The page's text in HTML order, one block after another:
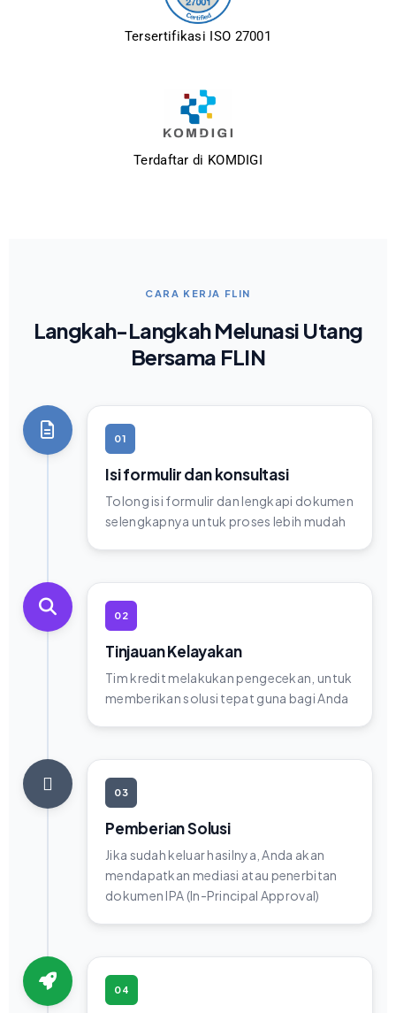
Tersertifikasi ISO 27001
Terdaftar di KOMDIGI
CARA KERJA FLIN
Langkah-Langkah Melunasi Utang
Bersama FLIN
01
Isi formulir dan konsultasi
Tolong isi formulir dan lengkapi dokumen
selengkapnya untuk proses lebih mudah
02
Tinjauan Kelayakan
Tim kredit melakukan pengecekan, untuk
memberikan solusi tepat guna bagi Anda
03
Pemberian Solusi
Jika sudah keluar hasilnya, Anda akan
mendapatkan mediasi atau penerbitan
dokumen IPA (In-Principal Approval)
04